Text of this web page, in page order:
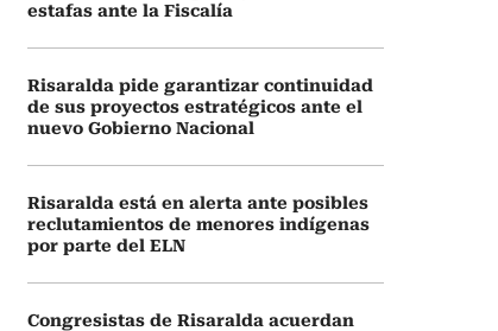
estafas ante la Fiscalía
Risaralda pide garantizar continuidad
de sus proyectos estratégicos ante el
nuevo Gobierno Nacional
Risaralda está en alerta ante posibles
reclutamientos de menores indígenas
por parte del ELN
Congresistas de Risaralda acuerdan